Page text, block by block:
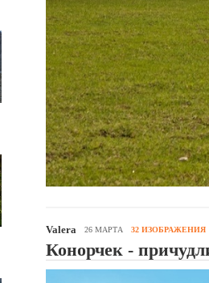
Valera 26 МАРТА 32 ИЗОБРАЖЕНИЯ
Конорчек -